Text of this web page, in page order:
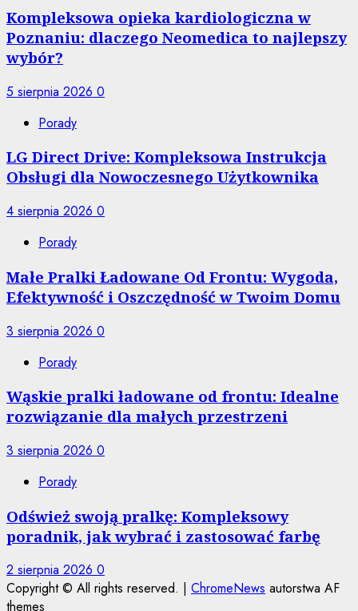
Kompleksowa opieka kardiologiczna w
Poznaniu: dlaczego Neomedica to najlepszy
wybór?
5 sierpnia 2026 0
Porady
LG Direct Drive: Kompleksowa Instrukcja
Obsługi dla Nowoczesnego Użytkownika
4 sierpnia 2026 0
Porady
Małe Pralki Ładowane Od Frontu: Wygoda,
Efektywność i Oszczędność w Twoim Domu
3 sierpnia 2026 0
Porady
Wąskie pralki ładowane od frontu: Idealne
rozwiązanie dla małych przestrzeni
3 sierpnia 2026 0
Porady
Odśwież swoją pralkę: Kompleksowy
poradnik, jak wybrać i zastosować farbę
2 sierpnia 2026 0
Copyright © All rights reserved. | ChromeNews autorstwa AF
themes